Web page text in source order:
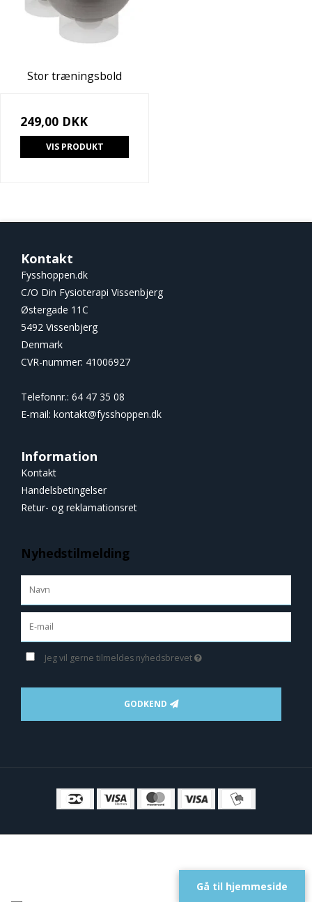
Gå til hjemmeside
Stor træningsbold
249,00 DKK
VIS PRODUKT
Kontakt
Fysshoppen.dk
C/O Din Fysioterapi Vissenbjerg
Østergade 11C
5492 Vissenbjerg
Denmark
CVR-nummer: 41006927
Telefonnr.: 64 47 35 08
E-mail: kontakt@fysshoppen.dk
Information
Kontakt
Handelsbetingelser
Retur- og reklamationsret
Nyhedstilmelding
Jeg vil gerne tilmeldes nyhedsbrevet
GODKEND